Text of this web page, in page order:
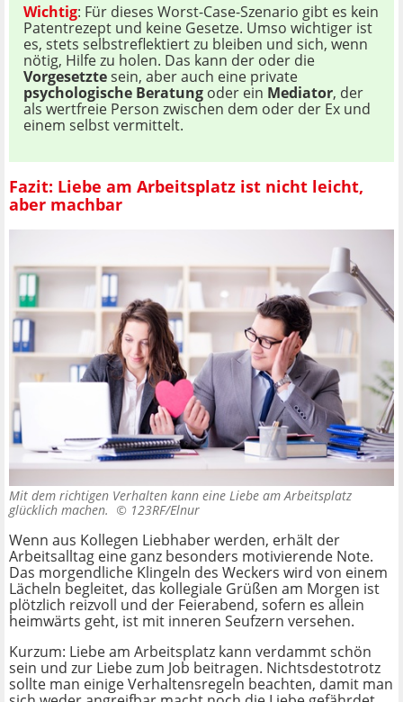
Wichtig: Für dieses Worst-Case-Szenario gibt es kein
Patentrezept und keine Gesetze. Umso wichtiger ist
es, stets selbstreflektiert zu bleiben und sich, wenn
nötig, Hilfe zu holen. Das kann der oder die
Vorgesetztesein, aber auch eine private
psychologische Beratung oder ein Mediator, der
als wertfreie Person zwischen dem oder der Ex und
einem selbst vermittelt.
Fazit: Liebe am Arbeitsplatz ist nicht leicht,
aber machbar
Mit dem richtigen Verhalten kann eine Liebe am Arbeitsplatz
glücklich machen. © 123RF/Elnur
Wenn aus Kollegen Liebhaber werden, erhält der
Arbeitsalltag eine ganz besonders motivierende Note.
Das morgendliche Klingeln des Weckers wird von einem
Lächeln begleitet, das kollegiale Grüßen am Morgen ist
plötzlich reizvoll und der Feierabend, sofern es allein
heimwärts geht, ist mit inneren Seufzern versehen.
Kurzum: Liebe am Arbeitsplatz kann verdammt schön
sein und zur Liebe zum Job beitragen. Nichtsdestotrotz
sollte man einige Verhaltensregeln beachten, damit man